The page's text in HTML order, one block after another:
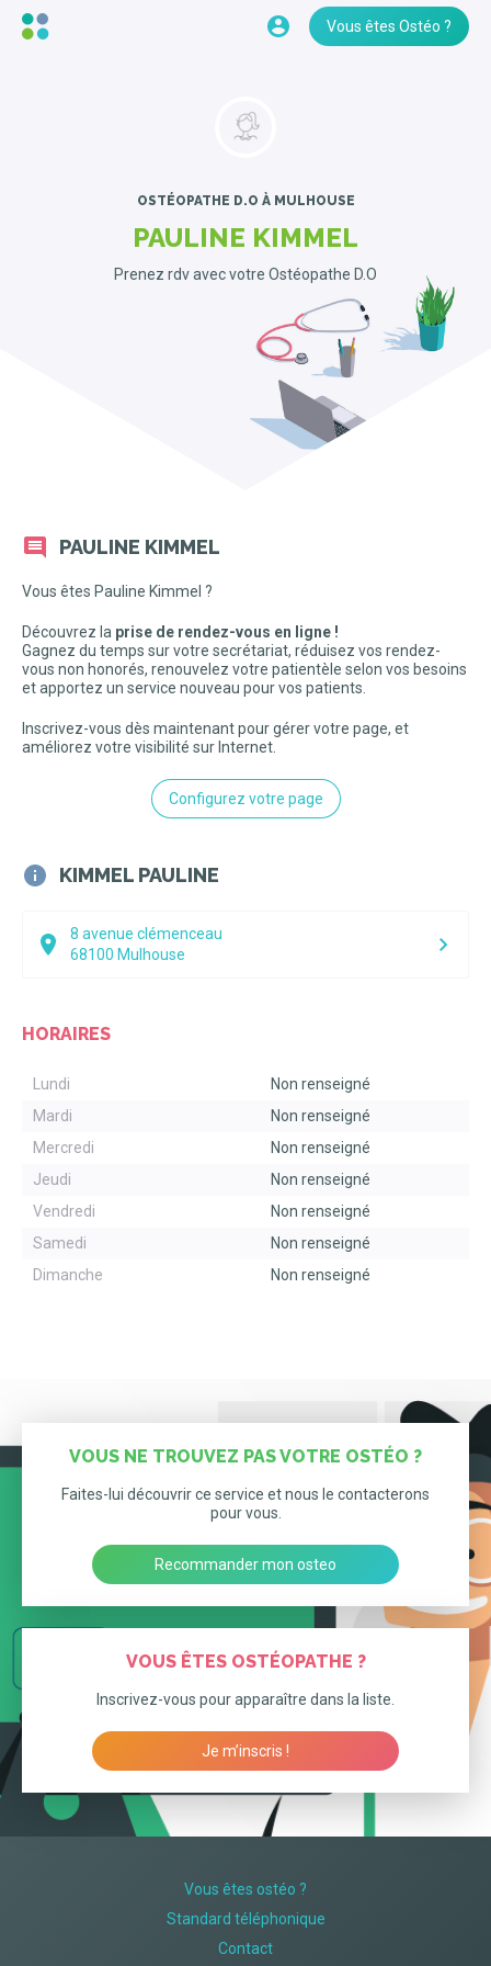
Vous êtes Ostéo ?
OSTÉOPATHE D.O À MULHOUSE
PAULINE KIMMEL
Prenez rdv avec votre Ostéopathe D.O
PAULINE KIMMEL
Vous êtes Pauline Kimmel ?
Découvrez la prise de rendez-vous en ligne !
Gagnez du temps sur votre secrétariat, réduisez vos rendez-
vous non honorés, renouvelez votre patientèle selon vos besoins
et apportez un service nouveau pour vos patients.
Inscrivez-vous dès maintenant pour gérer votre page, et
améliorez votre visibilité sur Internet.
Configurez votre page
KIMMEL PAULINE
8 avenue clémenceau
68100 Mulhouse
HORAIRES
Lundi
Non renseigné
Mardi
Non renseigné
Mercredi
Non renseigné
Jeudi
Non renseigné
Vendredi
Non renseigné
Samedi
Non renseigné
Dimanche
Non renseigné
VOUS NE TROUVEZ PAS VOTRE OSTÉO ?
Faites-lui découvrir ce service et nous le contacterons
pour vous.
Recommander mon osteo
VOUS ÊTES OSTÉOPATHE ?
Inscrivez-vous pour apparaître dans la liste.
Je m’inscris !
Vous êtes ostéo ?
Standard téléphonique
Contact